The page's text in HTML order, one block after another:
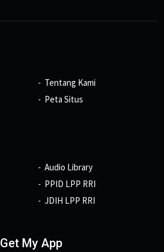
Tentang Kami
Peta Situs
Audio Library
PPID LPP RRI
JDIH LPP RRI
Get My App